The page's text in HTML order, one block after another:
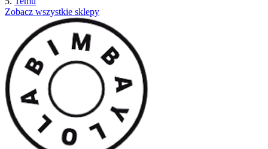
Zobacz wszystkie sklepy